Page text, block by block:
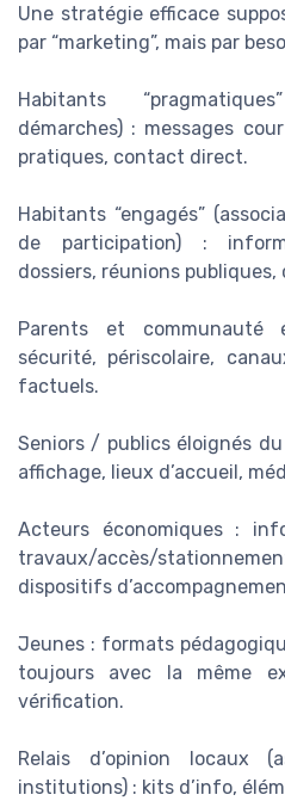
Une stratégie efficace
par “marketing”, mais par
Habitants
démarches) : messages
pratiques, contact direct.
Habitants “engagés”
de participation) :
dossiers, réunions publiques,
Parents et communauté
sécurité, périscolaire,
factuels.
Seniors / publics éloignés
affichage, lieux d’accueil,
Acteurs économiques :
travaux/accès/
dispositifs
Jeunes : formats
toujours avec la même
vérification.
Relais d’opinion locaux
institutions) : kits d’info,